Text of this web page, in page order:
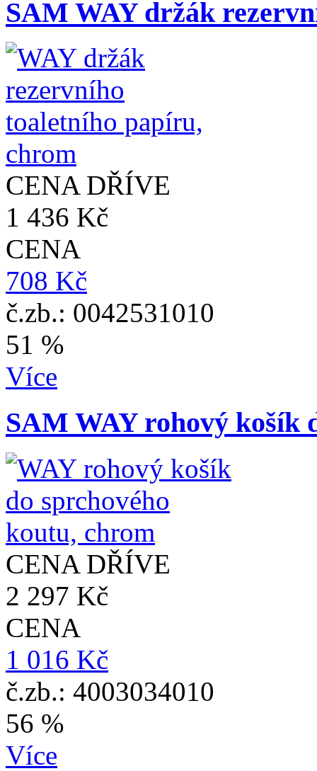
SAM WAY držák
CENA DŘÍVE
1 436 Kč
CENA
708 Kč
č.zb.: 0042531010
51 %
Více
SAM WAY rohový košík
CENA DŘÍVE
2 297 Kč
CENA
1 016 Kč
č.zb.: 4003034010
56 %
Více